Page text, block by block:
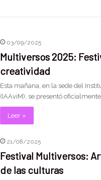
03/09/2025
Multiversos 2025:
creatividad
Esta mañana, en la sede del
(IAAviM), se presentó
Leer »
21/08/2025
Festival Multiversos:
de las culturas